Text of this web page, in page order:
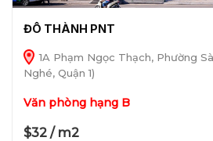
ĐÔ THÀNH PNT
1A Phạm Ngọc Thạch, Phường
Nghé, Quận 1)
Văn phòng hạng B
$32 / m2